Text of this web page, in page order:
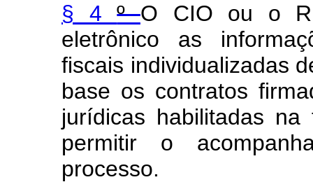
§ 4ºO CIO ou o
eletrônico as
fiscais individualizadas
base os contratos
jurídicas habilitadas
permitir o
processo.